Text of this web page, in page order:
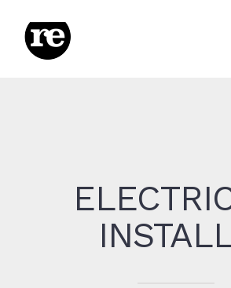
Inhalt
springen